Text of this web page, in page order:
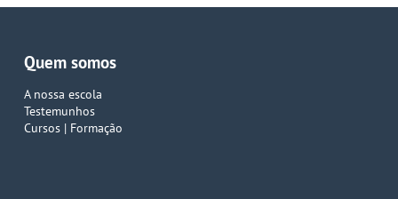
Quem somos
A nossa escola
Testemunhos
Cursos | Formação